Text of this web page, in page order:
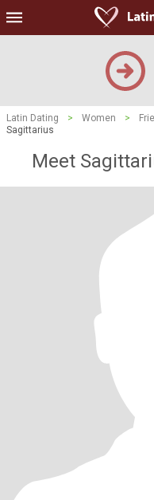
Latin Dating > Women >
Sagittarius
Meet